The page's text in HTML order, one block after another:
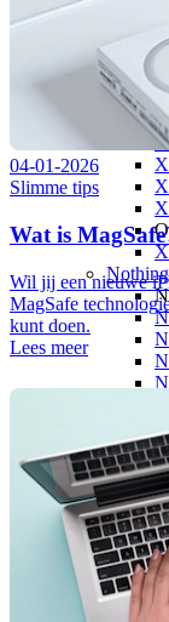
Nothing
Realme
04-01-2026
Slimme tips
Wat is
Wil jij een nieuwe
MagSafe
kunt doen.
Lees meer